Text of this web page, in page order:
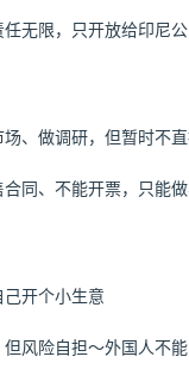
无限，只开放给印尼
、做调研，但暂时不
合同、不能开票，只能
开个小生意
风险自担～外国人不